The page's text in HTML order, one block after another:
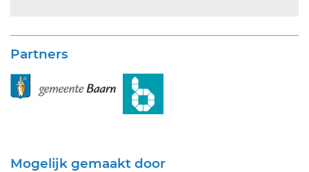
Partners
Mogelijk gemaakt door